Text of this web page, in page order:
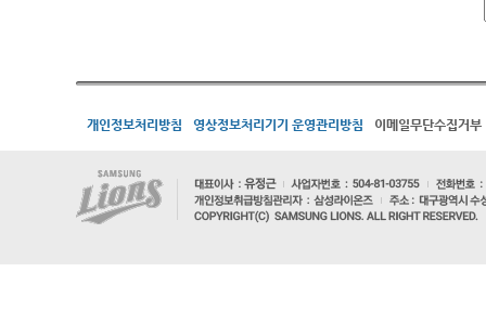
개인정보처리방침 영상정보처리기기 운영관리방침 이메일무단수집거부